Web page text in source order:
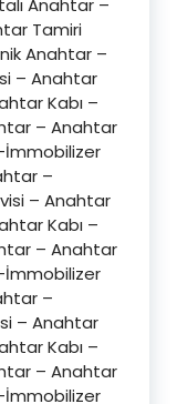
Anahtar –
Tamiri
Anahtar –
– Anahtar
Kabı –
– Anahtar
–
– Anahtar
Kabı –
– Anahtar
–
– Anahtar
Kabı –
– Anahtar